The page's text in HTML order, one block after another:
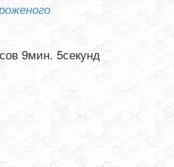
9мин. 5секунд